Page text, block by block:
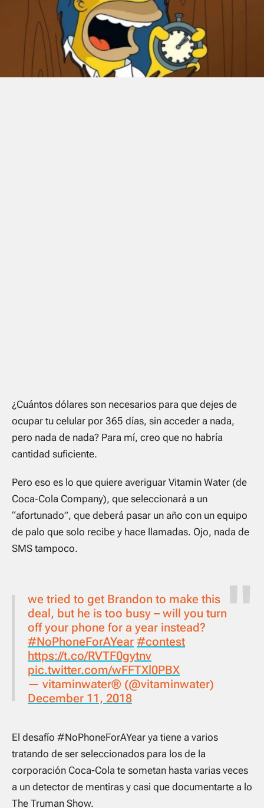
¿Cuántos dólares son necesarios para que dejes de
ocupar tu celular por 365 días, sin acceder a nada,
pero nada de nada? Para mí, creo que no habría
cantidad suficiente.
Pero eso es lo que quiere averiguar Vitamin Water (de
Coca-Cola Company), que seleccionará a un
“afortunado”, que deberá pasar un año con un equipo
de palo que solo recibe y hace llamadas. Ojo, nada de
SMS tampoco.
we tried to get Brandon to make this
deal, but he is too busy – will you turn
off your phone for a year instead?
#NoPhoneForAYear #contest
https://t.co/RVTF0gytnv
pic.twitter.com/wFFTXl0PBX
— vitaminwater® (@vitaminwater)
December 11, 2018
El desafío #NoPhoneForAYear ya tiene a varios
tratando de ser seleccionados para los de la
corporación Coca-Cola te sometan hasta varias veces
a un detector de mentiras y casi que documentarte a lo
The Truman Show.